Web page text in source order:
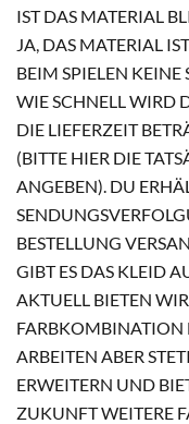
IST DAS MATERIAL
JA, DAS MATERIAL
BEIM SPIELEN KEINE
WIE SCHNELL WIRD
DIE LIEFERZEIT
(BITTE HIER DIE
ANGEBEN). DU
BESTELLUNG
GIBT ES DAS KLEID
AKTUELL BIETEN
FARBKOMBINATION
ARBEITEN ABER
ERWEITERN UND
ZUKUNFT WEITERE